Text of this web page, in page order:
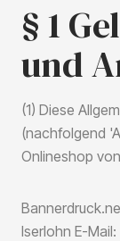
§ 1
und
(1) Diese
(nachfolgend
Onlineshop
Iserlohn E-